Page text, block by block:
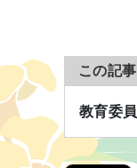
この記
教育委